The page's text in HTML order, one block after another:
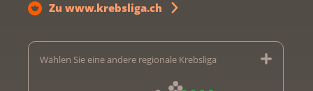
Zu www.krebsliga.ch
Wählen Sie eine andere regionale Krebsliga